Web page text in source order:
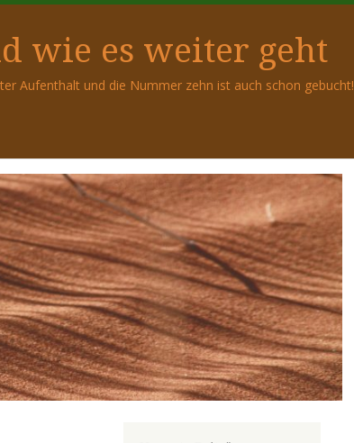
wie es weiter geht
Aufenthalt und die Nummer zehn ist auch schon gebucht!